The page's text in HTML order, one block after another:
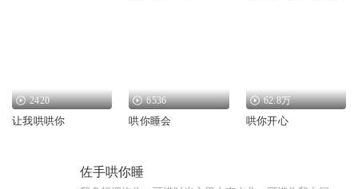
2420
让我哄哄你
6536
哄你睡会
62.8万
哄你开心
佐手哄你睡